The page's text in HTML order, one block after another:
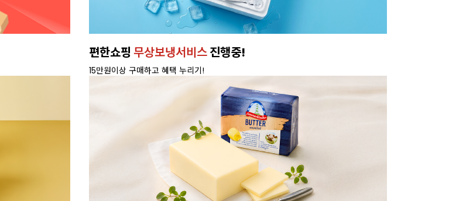
편한쇼핑 무상보냉서비스진행중!
15만원이상 구매하고 혜택 누리기!